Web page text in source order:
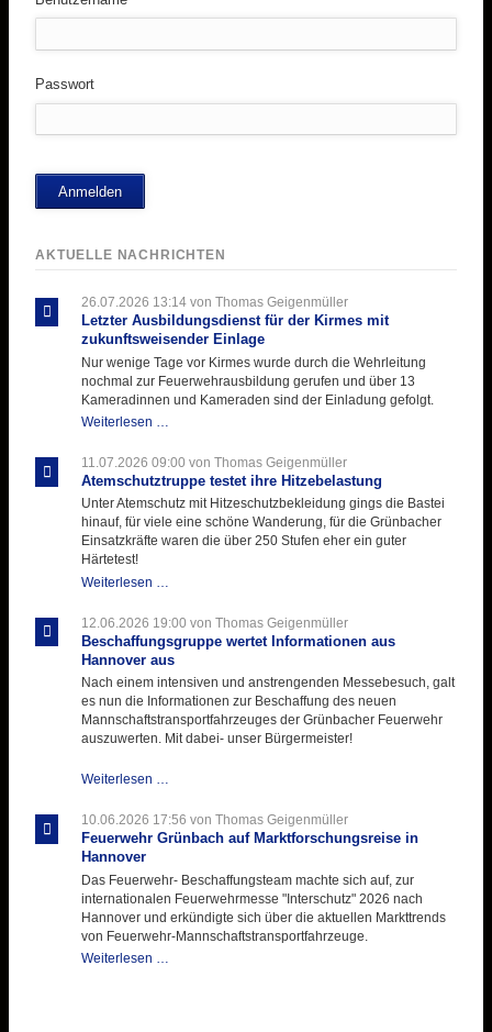
Passwort
Anmelden
AKTUELLE NACHRICHTEN
26.07.2026 13:14von Thomas Geigenmüller
Letzter Ausbildungsdienst für der Kirmes mit
zukunftsweisender Einlage
Nur wenige Tage vor Kirmes wurde durch die Wehrleitung
nochmal zur Feuerwehrausbildung gerufen und über 13
Kameradinnen und Kameraden sind der Einladung gefolgt.
Weiterlesen …
für
der
Kirmes
mit
zukunftsweisender
11.07.2026 09:00 von Thomas Geigenmüller
Atemschutztruppe testet ihre Hitzebelastung
Unter Atemschutz mit Hitzeschutzbekleidung gings die Bastei
hinauf, für viele eine schöne Wanderung, für die Grünbacher
Einsatzkräfte waren die über 250 Stufen eher ein guter
Härtetest!
Weiterlesen …
ihre
Hitzebelastung
12.06.2026 19:00 von Thomas Geigenmüller
Beschaffungsgruppe wertet Informationen aus
Hannover aus
Nach einem intensiven und anstrengenden Messebesuch, galt
es nun die Informationen zur Beschaffung des neuen
Mannschaftstransportfahrzeuges der Grünbacher Feuerwehr
auszuwerten. Mit dabei- unser Bürgermeister!
Weiterlesen …
Informationen
aus
10.06.2026 17:56 von Thomas Geigenmüller
Feuerwehr Grünbach auf Marktforschungsreise in
Hannover
Das Feuerwehr- Beschaffungsteam machte sich auf, zur
internationalen Feuerwehrmesse "Interschutz" 2026 nach
Hannover und erkündigte sich über die aktuellen Markttrends
von Feuerwehr-Mannschaftstransportfahrzeuge.
Weiterlesen …